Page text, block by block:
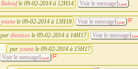
Babeuf le 09-02-2014 à 12H14 Voir le message à part
youna le 09-02-2014 à 13H18 Voir le message à part
par dionisos le 09-02-2014 à 14H17 Voir le message à
par youna le 09-02-2014 à 15H17
Voir le message
à part